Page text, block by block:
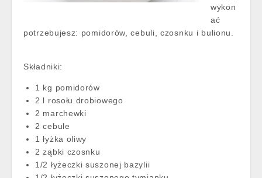
wykon
ać
potrzebujesz: pomidorów, cebuli, czosnku i bulionu.
Składniki:
1 kg pomidorów
2 l rosołu drobiowego
2 marchewki
2 cebule
1 łyżka oliwy
2 ząbki czosnku
1/2 łyżeczki suszonej bazylii